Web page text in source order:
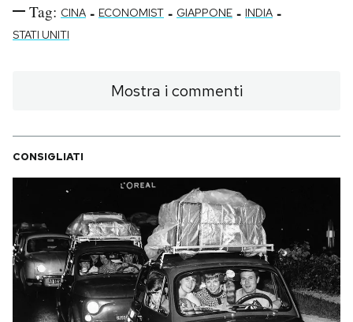
Tag: CINA - ECONOMIST - GIAPPONE - INDIA -
STATI UNITI
Mostra i commenti
CONSIGLIATI